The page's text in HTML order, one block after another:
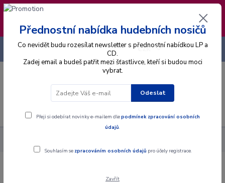
❣️ Od 4.8. do 13.8. čerpám dovolenou. Datum
expedice objednávek se posouvá na pátek
14.8.2026 🐋
CZK
+420 725 736 293
Various - 30x Supraphon - LP / Vinyl
Přednostní nabídka hudebních nosičů
Co nevidět budu rozesílat newsletter s přednostní nabídkou LP a
CD.
Zadej email a budeš patřit mezi šťastlivce, kteří si budou moci
vybrat.
Odeslat
Přeji si odebírat novinky e-mailem dlepodmínek zpracování osobních
údajů.
Souhlasím se zpracováním osobních údajů pro účely registrace.
Zavřít